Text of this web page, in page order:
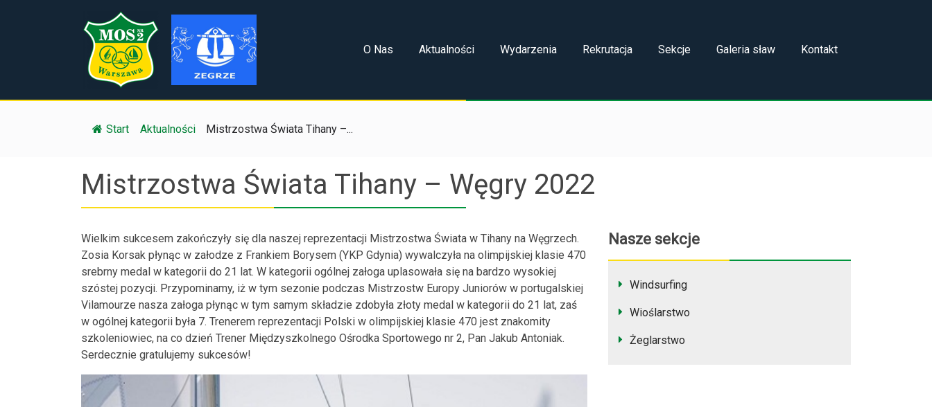
O Nas Aktualności Wydarzenia Rekrutacja Sekcje Galeria sław Kontakt
Start Aktualności Mistrzostwa Świata Tihany –...
Mistrzostwa Świata Tihany – Węgry 2022
Wielkim sukcesem zakończyły się dla naszej reprezentacji Mistrzostwa Świata w Tihany na Węgrzech.
Zosia Korsak płynąc w załodze z Frankiem Borysem (YKP Gdynia) wywalczyła na olimpijskiej klasie 470
srebrny medal w kategorii do 21 lat. W kategorii ogólnej załoga uplasowała się na bardzo wysokiej
szóstej pozycji. Przypominamy, iż w tym sezonie podczas Mistrzostw Europy Juniorów w portugalskiej
Vilamourze nasza załoga płynąc w tym samym składzie zdobyła złoty medal w kategorii do 21 lat, zaś
w ogólnej kategorii była 7. Trenerem reprezentacji Polski w olimpijskiej klasie 470 jest znakomity
szkoleniowiec, na co dzień Trener Międzyszkolnego Ośrodka Sportowego nr 2, Pan Jakub Antoniak.
Serdecznie gratulujemy sukcesów!
Nasze sekcje
Windsurfing
Wioślarstwo
Żeglarstwo